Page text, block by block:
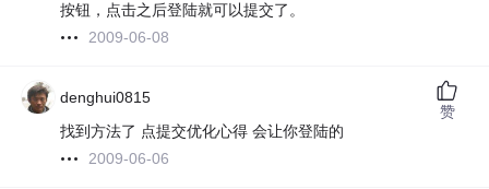
按钮，点击之后登陆就可以提交了。
2009-06-08
denghui0815
找到方法了 点提交优化心得 会让你登陆的
2009-06-06
赞